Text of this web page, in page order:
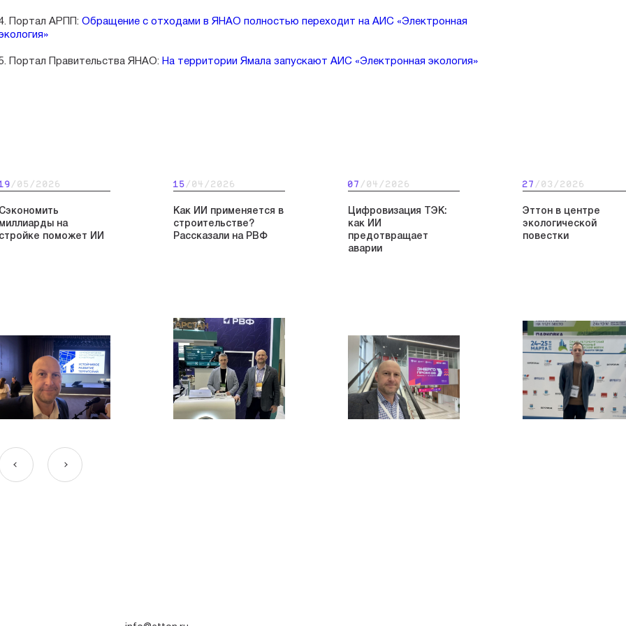
Портал АРПП: Обращение с отходами в ЯНАО полностью переходит на АИС «Электронная
Портал Правительства ЯНАО: На территории Ямала запускают АИС «Электронная экология»
/05/2026
Сэкономить
миллиарды на
стройке поможет ИИ
15 /04/2026
Как ИИ применяется в
строительстве?
Рассказали на РВФ
07 /04/2026
Цифровизация ТЭК:
как ИИ
предотвращает
аварии
27 /03/2026
Эттон в центре
экологической
повестки